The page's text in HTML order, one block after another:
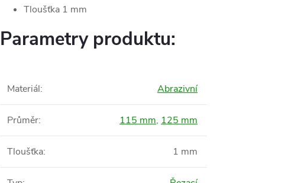
Tloušťka 1 mm
Parametry produktu:
Materiál: Abrazivní
Průměr: 115 mm, 125 mm
Tloušťka: 1 mm